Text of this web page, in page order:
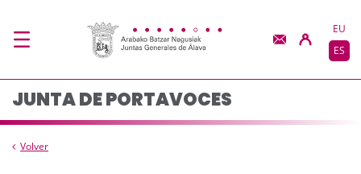
Junta de Portavoces -EU
ES
JUNTA DE PORTAVOCES
Volver